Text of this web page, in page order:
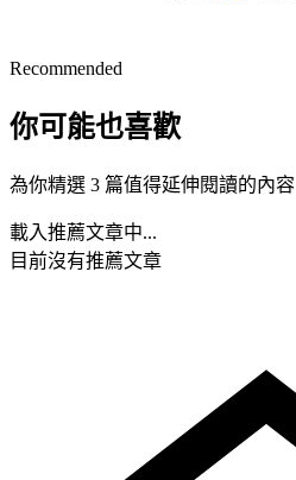
Recommended
你可能也喜歡
為你精選 3 篇值得延伸閱讀的內容
載入推薦文章中...
目前沒有推薦文章